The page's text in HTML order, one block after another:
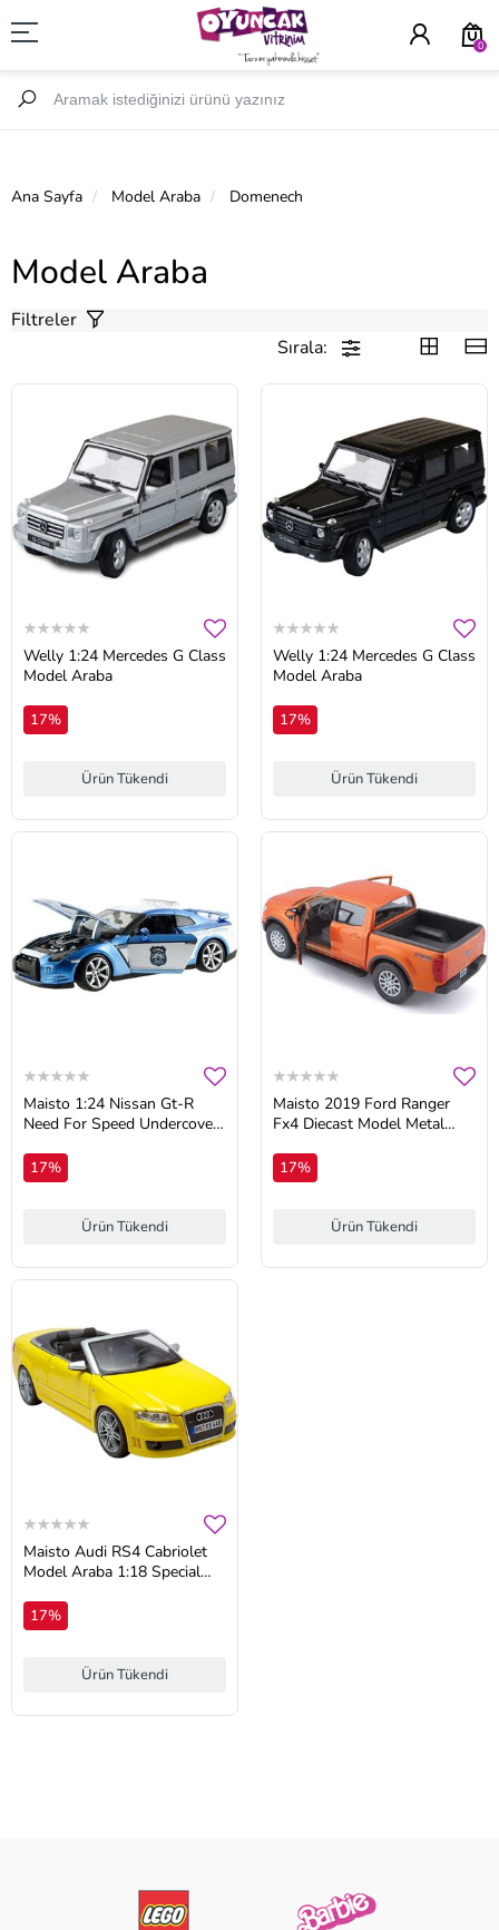
0
Ana Sayfa Model Araba Domenech
Model Araba
Filtreler
Sırala:
Welly 1:24 Mercedes G Class
Model Araba
17%
Ürün Tükendi
Welly 1:24 Mercedes G Class
Model Araba
17%
Ürün Tükendi
Maisto 1:24 Nissan Gt-R
Need For Speed Undercover
17%
Ürün Tükendi
Maisto 2019 Ford Ranger
Fx4 Diecast Model Metal
17%
Ürün Tükendi
Maisto Audi RS4 Cabriolet
Model Araba 1:18 Special
17%
Ürün Tükendi